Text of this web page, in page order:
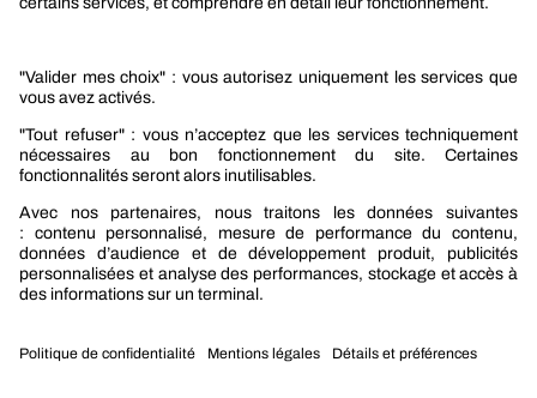
Promotions
Nouveautés mobilité
Nouveautés construction
CARRIÈRES
NOTRE OFFRE
Entre vous et nous
Nous contacter